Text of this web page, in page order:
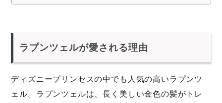
ラプンツェルが愛される理由
ディズニープリンセスの中でも人気の高いラプンツ
ェル。ラプンツェルは、長く美しい金色の髪がトレ